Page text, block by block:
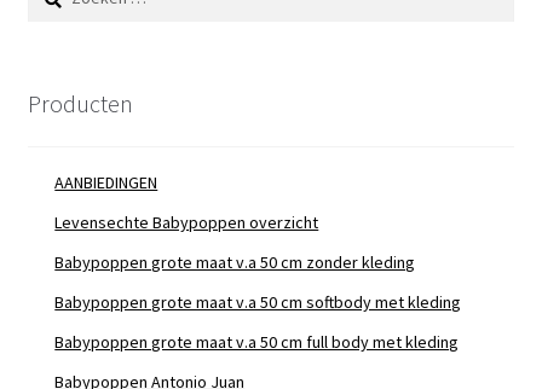
naar:
Producten
AANBIEDINGEN
Levensechte Babypoppen overzicht
Babypoppen grote maat v.a 50 cm zonder kleding
Babypoppen grote maat v.a 50 cm softbody met kleding
Babypoppen grote maat v.a 50 cm full body met kleding
Babypoppen Antonio Juan